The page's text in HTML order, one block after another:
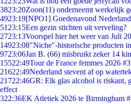
3823:20Zoon(11) onderneemt werkelijk
4923:19[NPO1] Goedenavond Nederland
51 23:15Een gezin stichten uit verveling?
2723:13Voorspel hier het weer van Juli
14923:08"Niche"-historische producten
9723:06Jan B. (66) misbruikt zeker 14
15522:49Tour de France femmes 2026
21622:49Nederland stevent af op
21722:46GR: Elk glas alcohol is riskant,
effect
322:36EK Atletiek 2026 te Birmingham